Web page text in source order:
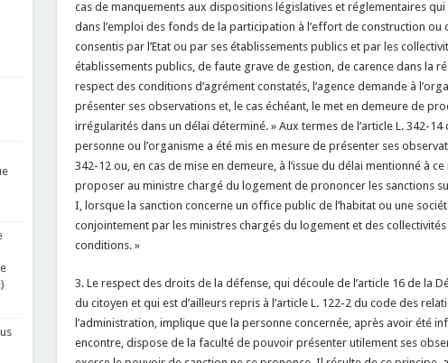
cas de manquements aux dispositions législatives et réglementaires
dans l’emploi des fonds de la participation à l’effort de construction ou
consentis par l’Etat ou par ses établissements publics et par les
établissements publics, de faute grave de gestion, de carence dans la
respect des conditions d’agrément constatés, l’agence demande à
présenter ses observations et, le cas échéant, le met en demeure de
irrégularités dans un délai déterminé. » Aux termes de l’article L. 342-
personne ou l’organisme a été mis en mesure de présenter ses
342-12 ou, en cas de mise en demeure, à l’issue du délai mentionné à
proposer au ministre chargé du logement de prononcer les sanctions
I, lorsque la sanction concerne un office public de l’habitat ou une
conjointement par les ministres chargés du logement et des
conditions. »
3. Le respect des droits de la défense, qui découle de l’article 16 de la
du citoyen et qui est d’ailleurs repris à l’article L. 122-2 du code des
l’administration, implique que la personne concernée, après avoir été
encontre, dispose de la faculté de pouvoir présenter utilement ses